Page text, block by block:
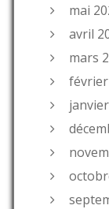
mai
avril
mars